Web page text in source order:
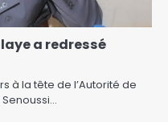
a redressé
à la tête de l’Autorité de
Senoussi…